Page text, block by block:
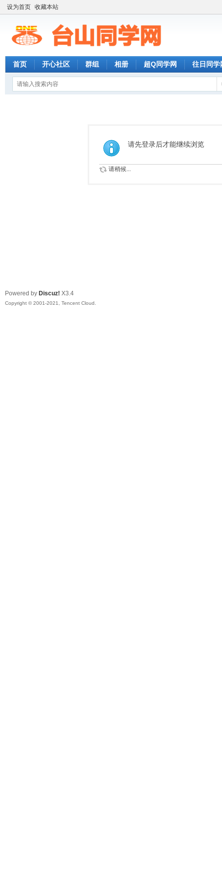
设为首页 收藏本站
首页 开心社区 群组 相册 超Q同学网 往日同学
请先登录后才能继续浏览
请稍候...
Powered by Discuz! X3.4
Copyright © 2001-2021, Tencent Cloud.